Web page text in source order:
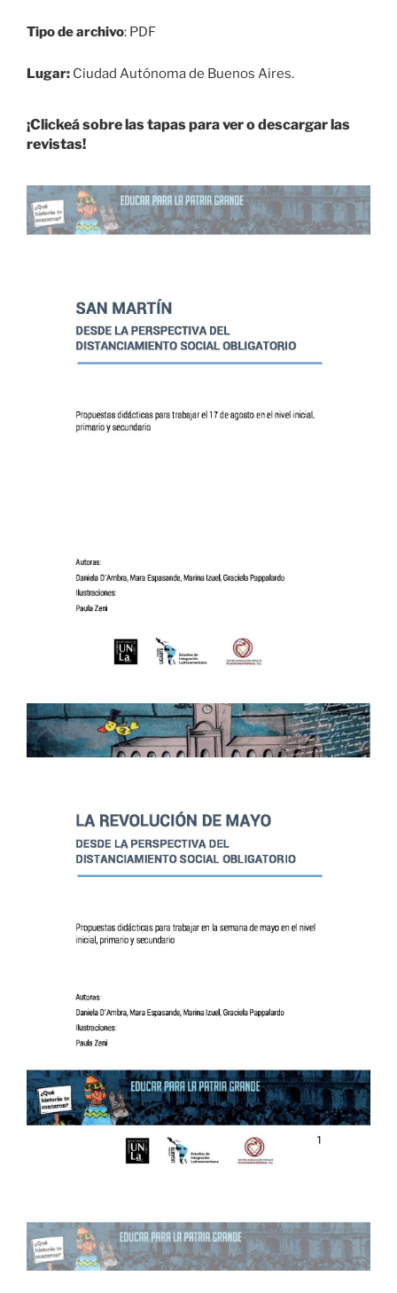
Tipo de archivo: PDF
Lugar: Ciudad Autónoma de Buenos Aires.
¡Clickeá sobre las tapas para ver o descargar las
revistas!